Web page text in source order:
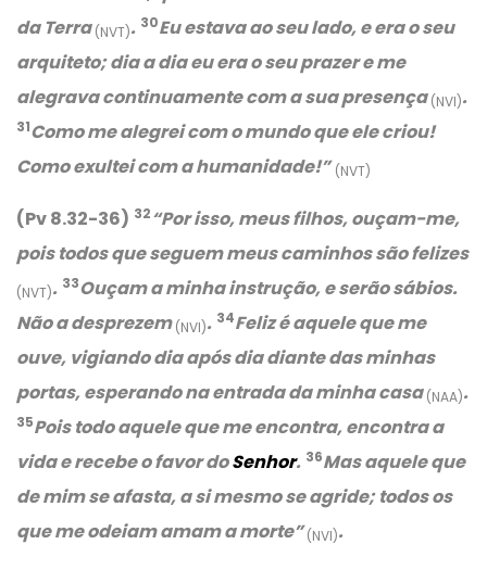
da Terra(NVT). 30Eu estava ao seu lado, e era o seu
arquiteto; dia a dia eu era o seu prazer e me
alegrava continuamente com a sua presença(NVI).
31Como me alegrei com o mundo que ele criou!
Como exultei com a humanidade!” (NVT)
(Pv 8.32-36) 32“Por isso, meus filhos, ouçam-me,
pois todos que seguem meus caminhos são felizes
(NVT). 33Ouçam a minha instrução, e serão sábios.
Não a desprezem(NVI). 34Feliz é aquele que me
ouve, vigiando dia após dia diante das minhas
portas, esperando na entrada da minha casa(NAA).
35Pois todo aquele que me encontra, encontra a
vida e recebe o favor doSenhor. 36Mas aquele que
de mim se afasta, a si mesmo se agride; todos os
que me odeiam amam a morte”(NVI).